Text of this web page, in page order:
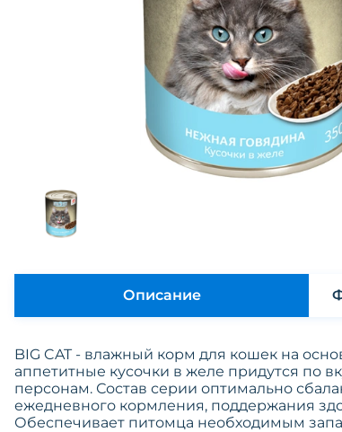
Описание
BIG CAT - влажный корм для кошек на
аппетитные кусочки в желе придутся по
персонам. Состав серии оптимально
ежедневного кормления, поддержания
Обеспечивает питомца необходимым